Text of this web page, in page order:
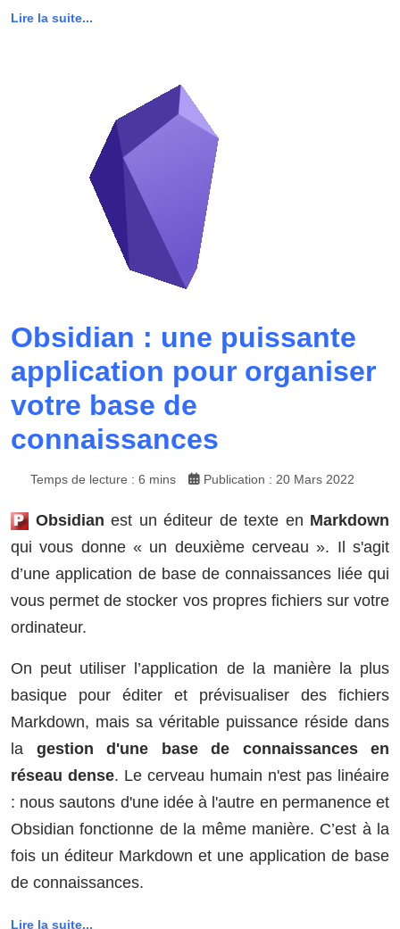
Lire la suite...
Obsidian : une puissante
application pour organiser
votre base de
connaissances
Temps de lecture : 6 mins Publication : 20 Mars 2022
Obsidian est un éditeur de texte en Markdown
qui vous donne « un deuxième cerveau ». Il s'agit
d’une application de base de connaissances liée qui
vous permet de stocker vos propres fichiers sur votre
ordinateur.
On peut utiliser l’application de la manière la plus
basique pour éditer et prévisualiser des fichiers
Markdown, mais sa véritable puissance réside dans
la gestion d'une base de connaissances en
réseau dense. Le cerveau humain n'est pas linéaire
: nous sautons d'une idée à l'autre en permanence et
Obsidian fonctionne de la même manière. C’est à la
fois un éditeur Markdown et une application de base
de connaissances.
Lire la suite...